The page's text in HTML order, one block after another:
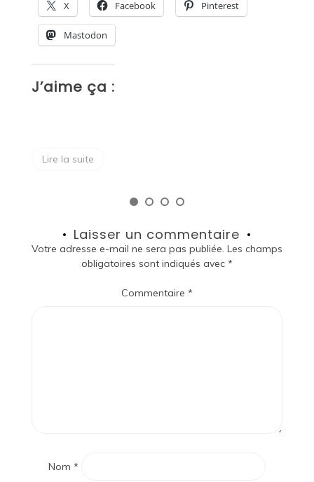
X Facebook Pinterest
Mastodon
J’aime ça :
Lire la suite
Laisser un commentaire
Votre adresse e-mail ne sera pas publiée. Les champs
obligatoires sont indiqués avec *
Commentaire *
Nom *